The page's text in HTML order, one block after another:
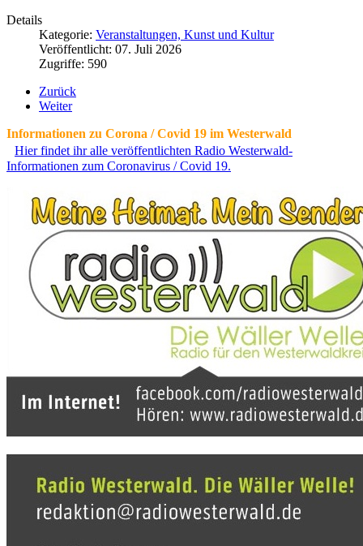
Details
Kategorie: Veranstaltungen, Kunst und Kultur
Veröffentlicht: 07. Juli 2026
Zugriffe: 590
Zurück
Weiter
Informationen zu Corona / Covid 19 im Westerwald
Hier findet ihr alle veröffentlichten Radio Westerwald-
Informationen zum Coronavirus / Covid 19.